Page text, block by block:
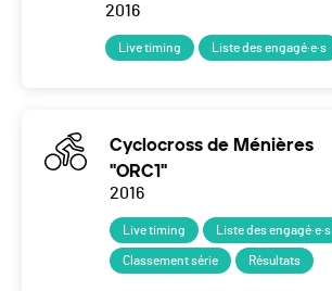
2016
Live timing Liste des engagé·e·s
Cyclocross de Ménières
"ORC1"
2016
Live timing Liste des engagé·e·s
Classement série Résultats